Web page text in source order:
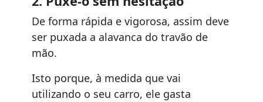
De forma rápida e vigorosa, assim deve
ser puxada a alavanca do travão de
mão.
Isto porque, à medida que vai
utilizando o seu carro, ele gasta